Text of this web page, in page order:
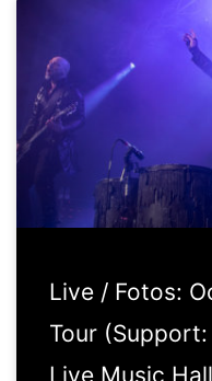
Live / Fotos:
Tour
Live Music